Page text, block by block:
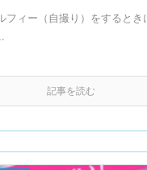
フィー（自撮り）をするとき
記事を読む